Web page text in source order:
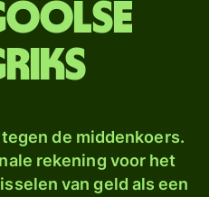
de middenkoers.
rekening voor het
van geld als een